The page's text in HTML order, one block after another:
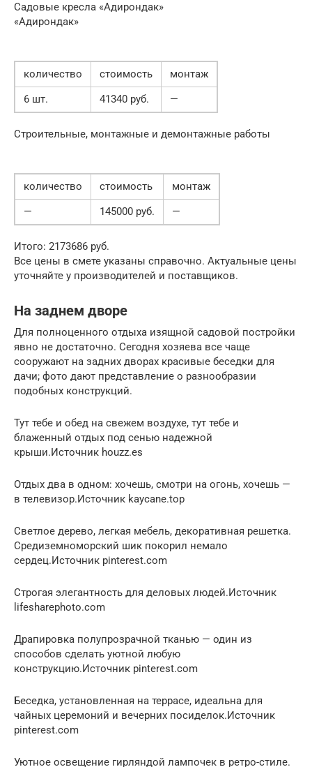
Садовые кресла «Адирондак»
«Адирондак»
количество стоимость
монтаж
6 шт.
41340 руб. —
Строительные, монтажные и демонтажные работы
количество стоимость
монтаж
—
145000 руб. —
Итого: 2173686 руб.
Все цены в смете указаны справочно. Актуальные цены
уточняйте у производителей и поставщиков.
На заднем дворе
Для полноценного отдыха изящной садовой постройки
явно не достаточно. Сегодня хозяева все чаще
сооружают на задних дворах красивые беседки для
дачи; фото дают представление о разнообразии
подобных конструкций.
Тут тебе и обед на свежем воздухе, тут тебе и
блаженный отдых под сенью надежной
крыши.Источник houzz.es
Отдых два в одном: хочешь, смотри на огонь, хочешь —
в телевизор.Источник kaycane.top
Светлое дерево, легкая мебель, декоративная решетка.
Средиземноморский шик покорил немало
сердец.Источник pinterest.com
Строгая элегантность для деловых людей.Источник
lifesharephoto.com
Драпировка полупрозрачной тканью — один из
способов сделать уютной любую
конструкцию.Источник pinterest.com
Беседка, установленная на террасе, идеальна для
чайных церемоний и вечерних посиделок.Источник
pinterest.com
Уютное освещение гирляндой лампочек в ретро-стиле.